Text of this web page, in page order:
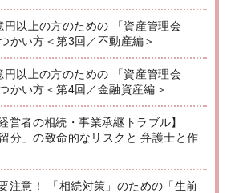
以上の方のための 「資産管理会
かい方＜第3回／不動産編＞
以上の方のための 「資産管理会
かい方＜第4回／金融資産編＞
営者の相続・事業承継トラブル】
分」の致命的なリスクと 弁護士と作
注意！ 「相続対策」のための「生前